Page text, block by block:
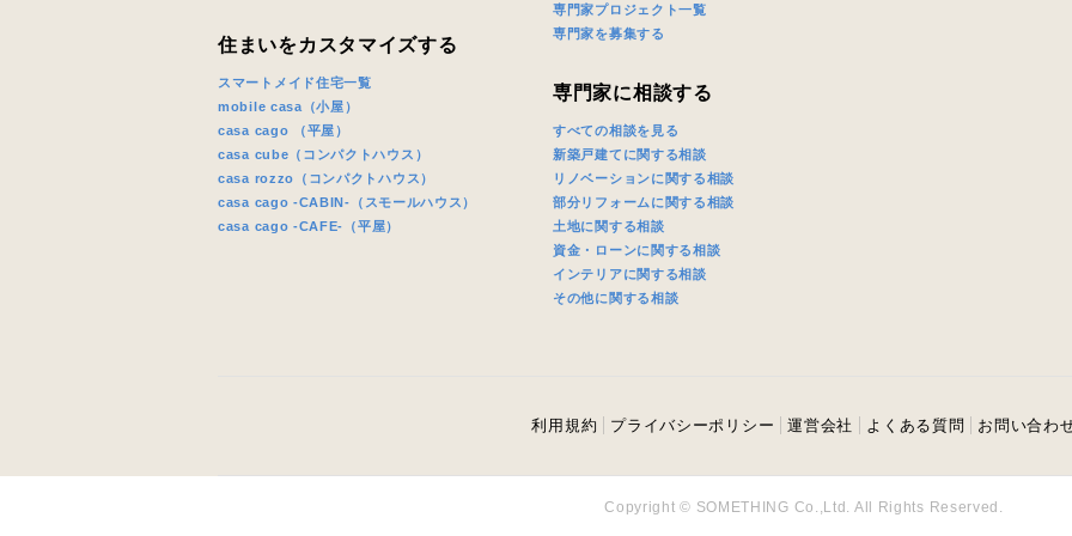
住まいをカスタマイズする
スマートメイド住宅一覧
mobile casa（小屋）
casa cago （平屋）
casa cube（コンパクトハウス）
casa rozzo（コンパクトハウス）
casa cago -CABIN-（スモールハウス）
casa cago -CAFE-（平屋）
専門家プロジェクト一覧
専門家を募集する
専門家に相談する
すべての相談を見る
新築戸建てに関する相談
リノベーションに関する相談
部分リフォームに関する相談
土地に関する相談
資金・ローンに関する相談
インテリアに関する相談
その他に関する相談
利用規約 プライバシーポリシー 運営会社 よくある質問 お問い合わ
Copyright © SOMETHING Co.,Ltd. All Rights Reserved.